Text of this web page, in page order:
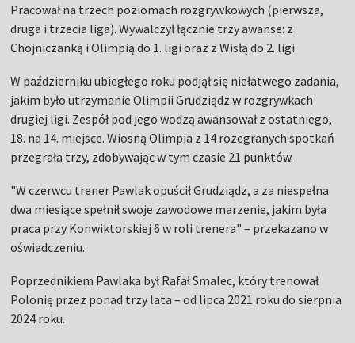
Pracował na trzech poziomach rozgrywkowych (pierwsza,
druga i trzecia liga). Wywalczył łącznie trzy awanse: z
Chojniczanką i Olimpią do 1. ligi oraz z Wisłą do 2. ligi.
W październiku ubiegłego roku podjął się niełatwego zadania,
jakim było utrzymanie Olimpii Grudziądz w rozgrywkach
drugiej ligi. Zespół pod jego wodzą awansował z ostatniego,
18. na 14. miejsce. Wiosną Olimpia z 14 rozegranych spotkań
przegrała trzy, zdobywając w tym czasie 21 punktów.
"W czerwcu trener Pawlak opuścił Grudziądz, a za niespełna
dwa miesiące spełnił swoje zawodowe marzenie, jakim była
praca przy Konwiktorskiej 6 w roli trenera" – przekazano w
oświadczeniu.
Poprzednikiem Pawlaka był Rafał Smalec, który trenował
Polonię przez ponad trzy lata – od lipca 2021 roku do sierpnia
2024 roku.